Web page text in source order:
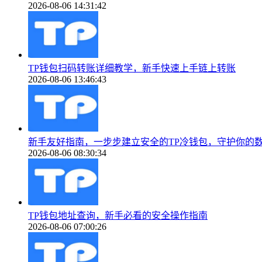
2026-08-06 14:31:42
TP钱包扫码转账详细教学，新手快速上手链上转账
2026-08-06 13:46:43
新手友好指南，一步步建立安全的TP冷钱包，守护你的
2026-08-06 08:30:34
TP钱包地址查询，新手必看的安全操作指南
2026-08-06 07:00:26